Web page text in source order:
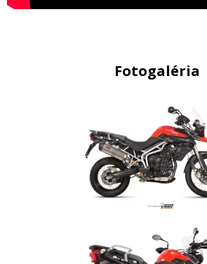
Fotogaléria